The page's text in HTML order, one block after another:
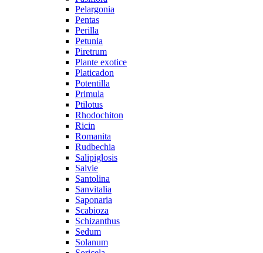
Pelargonia
Pentas
Perilla
Petunia
Piretrum
Plante exotice
Platicadon
Potentilla
Primula
Ptilotus
Rhodochiton
Ricin
Romanita
Rudbechia
Salipiglosis
Salvie
Santolina
Sanvitalia
Saponaria
Scabioza
Schizanthus
Sedum
Solanum